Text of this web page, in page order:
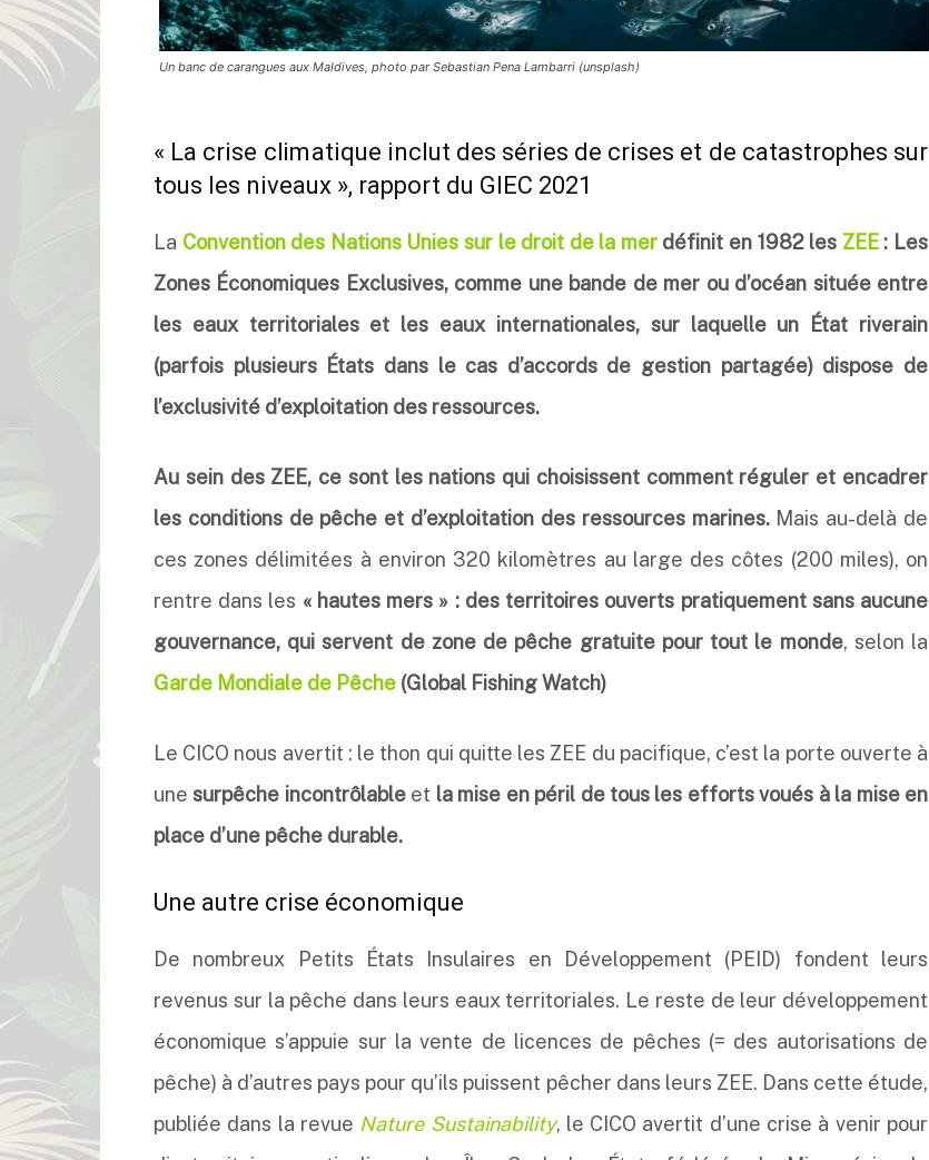
Un banc de carangues aux Maldives, photo par Sebastian Pena Lambarri (unsplash)
« La crise climatique inclut des séries de crises et de catastrophes sur
tous les niveaux », rapport du GIEC 2021
La Convention des Nations Unies sur le droit de la merdéfinit en 1982 les ZEE : Les
Zones Économiques Exclusives, comme une bande de mer ou d’océan située entre
les eaux territoriales et les eaux internationales, sur laquelle un État riverain
(parfois plusieurs États dans le cas d’accords de gestion partagée) dispose de
l’exclusivité d’exploitation des ressources.
Au sein des ZEE, ce sont les nations qui choisissent comment réguler et encadrer
les conditions de pêche et d’exploitation des ressources marines.Mais au-delà de
ces zones délimitées à environ 320 kilomètres au large des côtes (200 miles), on
rentre dans les « hautes mers » : des territoires ouverts pratiquement sans aucune
gouvernance, qui servent de zone de pêche gratuite pour tout le monde, selon la
Garde Mondiale de Pêche (Global Fishing Watch)
Le CICO nous avertit : le thon qui quitte les ZEE du pacifique, c’est la porte ouverte à
unesurpêche incontrôlableet la mise en péril de tous les efforts voués à la mise en
place d’une pêche durable.
Une autre crise économique
De nombreux Petits États Insulaires en Développement (PEID) fondent leurs
revenus sur la pêche dans leurs eaux territoriales. Le reste de leur développement
économique s’appuie sur la vente de licences de pêches (= des autorisations de
pêche) à d’autres pays pour qu’ils puissent pêcher dans leurs ZEE. Dans cette étude,
publiée dans la revue Nature Sustainability, le CICO avertit d’une crise à venir pour